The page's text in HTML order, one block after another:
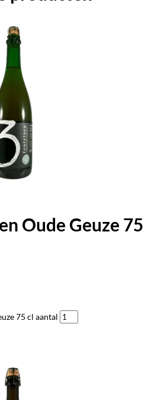
Oude Geuze 75
75 cl aantal